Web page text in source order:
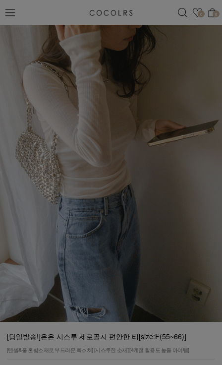
관심
0 0
검색
[당일발송!]은은 시스루 세로골지 편안한 티[size:F(55~66)]
[텐셀&울 혼방소재로 부드러운 텍스쳐] [시스루한 소재] [4계절 활용도 높을 아이템]